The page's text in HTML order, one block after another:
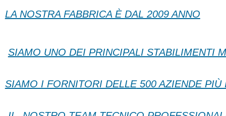
LA NOSTRA FABBRICA È DAL 2009 ANNO
SIAMO UNO DEI PRINCIPALI STABILIMENTI
SIAMO I FORNITORI DELLE500 AZIENDE PIÙ